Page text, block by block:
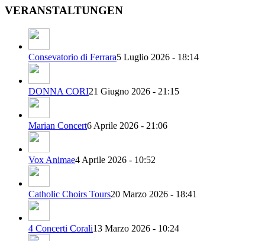
VERANSTALTUNGEN
Consevatorio di Ferrara5 Luglio 2026 - 18:14
DONNA CORI21 Giugno 2026 - 21:15
Marian Concert6 Aprile 2026 - 21:06
Vox Animae4 Aprile 2026 - 10:52
Catholic Choirs Tours20 Marzo 2026 - 18:41
4 Concerti Corali13 Marzo 2026 - 10:24